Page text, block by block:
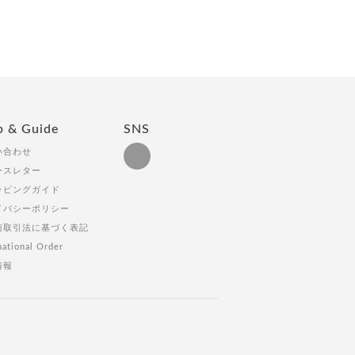
& Guide
合わせ
スレター
ピングガイド
バシーポリシー
取引法に基づく表記
Order
報
SNS